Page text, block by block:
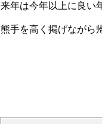
来年は今年以上に良い
熊手を高く掲げながら